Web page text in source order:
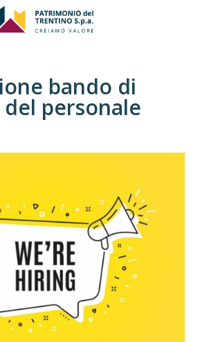
bando di
personale